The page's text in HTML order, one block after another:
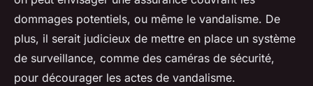
dommages potentiels, ou même le vandalisme. De
plus, il serait judicieux de mettre en place un système
de surveillance, comme des caméras de sécurité,
pour décourager les actes de vandalisme.